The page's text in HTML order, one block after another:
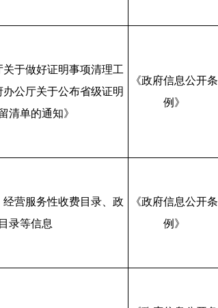
于做好证明事项清理工
公厅关于公布省级证明
清单的通知》
《政府信息公开条
例》
营服务性收费目录、政
录等信息
《政府信息公开条
例》